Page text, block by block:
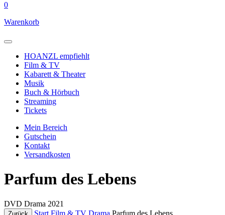
0
Warenkorb
HOANZL empfiehlt
Film & TV
Kabarett & Theater
Musik
Buch & Hörbuch
Streaming
Tickets
Mein Bereich
Gutschein
Kontakt
Versandkosten
Parfum des Lebens
DVD Drama 2021
Start Film & TV Drama Parfum des Lebens